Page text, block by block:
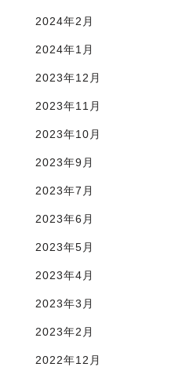
2024年2月
2024年1月
2023年12月
2023年11月
2023年10月
2023年9月
2023年7月
2023年6月
2023年5月
2023年4月
2023年3月
2023年2月
2022年12月